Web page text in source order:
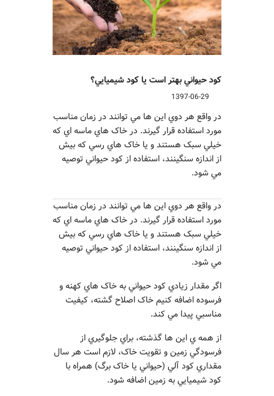
کود حيواني بهتر است يا کود شيميايي؟
1397-06-29
در واقع هر دوي اين ها مي توانند در زمان مناسب
مورد استفاده قرار گيرند. در خاک هاي ماسه اي که
خيلي سبک هستند و يا خاک هاي رسي که بيش
از اندازه سنگينند، استفاده از کود حيواني توصيه
مي شود.
در واقع هر دوي اين ها مي توانند در زمان مناسب
مورد استفاده قرار گيرند. در خاک هاي ماسه اي که
خيلي سبک هستند و يا خاک هاي رسي که بيش
از اندازه سنگينند، استفاده از کود حيواني توصيه
مي شود.
اگر مقدار زيادي کود حيواني به خاک هاي کهنه و
فرسوده اضافه کنيم خاک اصلاح گشته، کيفيت
مناسبي پيدا مي کند.
از همه ي اين ها گذشته، براي جلوگيري از
فرسودگي زمين و تقويت خاک، لازم است هر سال
مقداري کود آلي (حيواني يا خاک برگ) همراه با
کود شيميايي به زمين اضافه شود.